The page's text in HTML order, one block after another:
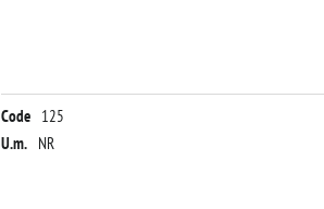
Code 125
U.m.
NR